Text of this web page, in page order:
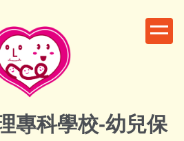
專科學校-幼兒保